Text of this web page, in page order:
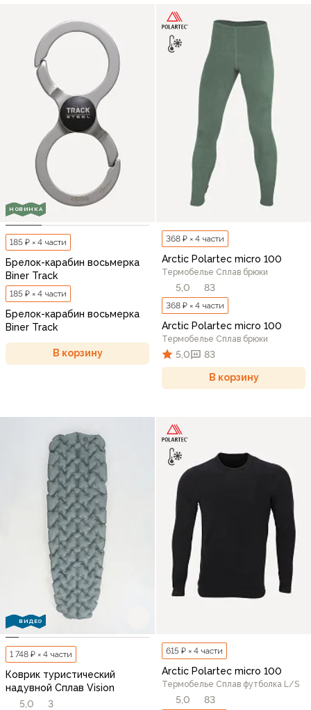
НОВИНКА
185 ₽ × 4 части
Брелок-карабин восьмерка
Biner Track
185 ₽ × 4 части
Брелок-карабин восьмерка
Biner Track
В корзину
368 ₽ × 4 части
Arctic Polartec micro 100
Термобелье Сплав брюки
5,0 83
368 ₽ × 4 части
Arctic Polartec micro 100
Термобелье Сплав брюки
5,0 83
В корзину
ВИДЕО
1 748 ₽ × 4 части
Коврик туристический
надувной Сплав Vision
5,0
3
615 ₽ × 4 части
Arctic Polartec micro 100
Термобелье Сплав футболка L/S
5,0 83